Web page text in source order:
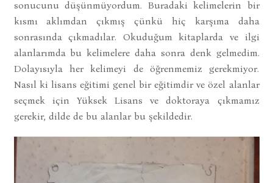
sonucunu düşünmüyordum. Buradaki kelimelerin bir
kısmı aklımdan çıkmış çünkü hiç karşıma daha
sonrasında çıkmadılar. Okuduğum kitaplarda ve ilgi
alanlarımda bu kelimelere daha sonra denk gelmedim.
Dolayısıyla her kelimeyi de öğrenmemiz gerekmiyor.
Nasıl ki lisans eğitimi genel bir eğitimdir ve özel alanlar
seçmek için Yüksek Lisans ve doktoraya çıkmamız
gerekir, dilde de bu alanlar bu şekildedir.